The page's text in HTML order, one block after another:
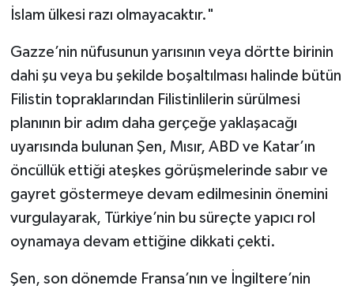
İslam ülkesi razı olmayacaktır."
Gazze’nin nüfusunun yarısının veya dörtte birinin
dahi şu veya bu şekilde boşaltılması halinde bütün
Filistin topraklarından Filistinlilerin sürülmesi
planının bir adım daha gerçeğe yaklaşacağı
uyarısında bulunan Şen, Mısır, ABD ve Katar’ın
öncüllük ettiği ateşkes görüşmelerinde sabır ve
gayret göstermeye devam edilmesinin önemini
vurgulayarak, Türkiye’nin bu süreçte yapıcı rol
oynamaya devam ettiğine dikkati çekti.
Şen, son dönemde Fransa’nın ve İngiltere’nin